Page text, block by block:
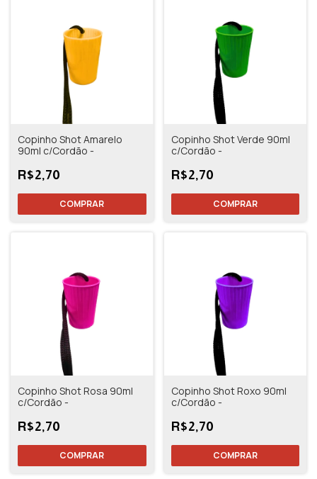
Copinho Shot Amarelo
90ml c/Cordão -
R$2,70
Copinho Shot Verde 90ml
c/Cordão -
R$2,70
Copinho Shot Rosa 90ml
c/Cordão -
R$2,70
Copinho Shot Roxo 90ml
c/Cordão -
R$2,70